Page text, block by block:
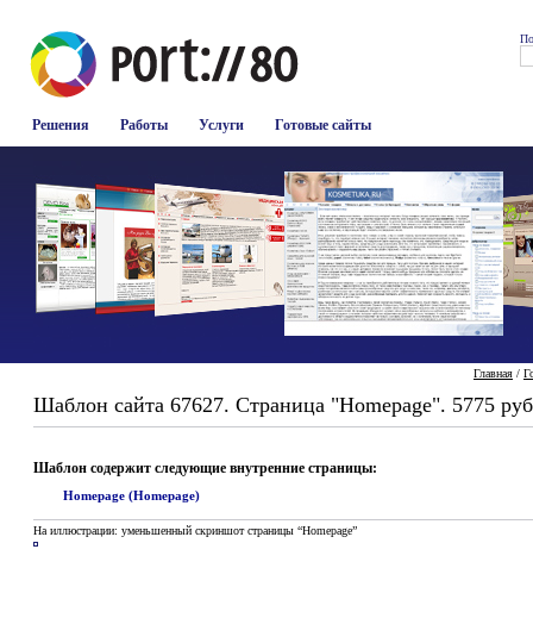
Решения Работы Услуги Готовые сайты
Главная /
Шаблон сайта 67627. Страница "Homepage". 5775
Шаблон содержит следующие внутренние страницы:
Homepage (Homepage)
На иллюстрации: уменьшенный скриншот страницы “Homepage”